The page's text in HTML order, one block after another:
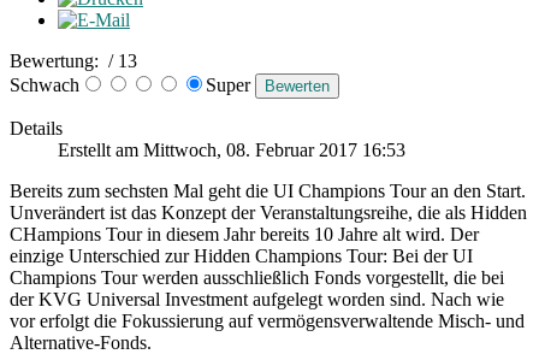
Bewertung: / 13
Schwach
Super
Details
Erstellt am Mittwoch, 08. Februar 2017 16:53
Bereits zum sechsten Mal geht die UI Champions Tour an den Start.
Unverändert ist das Konzept der Veranstaltungsreihe, die als Hidden
CHampions Tour in diesem Jahr bereits 10 Jahre alt wird. Der
einzige Unterschied zur Hidden Champions Tour: Bei der UI
Champions Tour werden ausschließlich Fonds vorgestellt, die bei
der KVG Universal Investment aufgelegt worden sind. Nach wie
vor erfolgt die Fokussierung auf vermögensverwaltende Misch- und
Alternative-Fonds.